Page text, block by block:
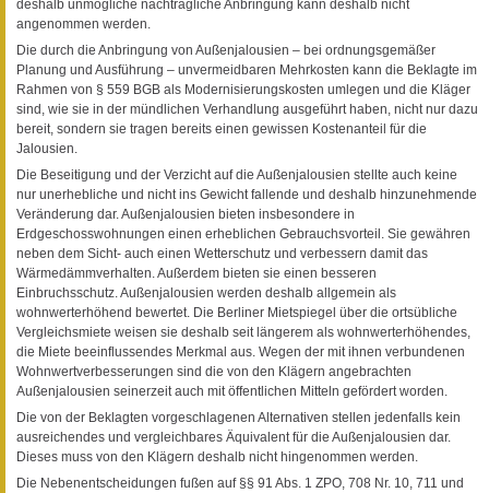
deshalb unmögliche nachträgliche Anbringung kann deshalb nicht
angenommen werden.
Die durch die Anbringung von Außenjalousien – bei ordnungsgemäßer
Planung und Ausführung – unvermeidbaren Mehrkosten kann die Beklagte im
Rahmen von § 559 BGB als Modernisierungskosten umlegen und die Kläger
sind, wie sie in der mündlichen Verhandlung ausgeführt haben, nicht nur dazu
bereit, sondern sie tragen bereits einen gewissen Kostenanteil für die
Jalousien.
Die Beseitigung und der Verzicht auf die Außenjalousien stellte auch keine
nur unerhebliche und nicht ins Gewicht fallende und deshalb hinzunehmende
Veränderung dar. Außenjalousien bieten insbesondere in
Erdgeschosswohnungen einen erheblichen Gebrauchsvorteil. Sie gewähren
neben dem Sicht- auch einen Wetterschutz und verbessern damit das
Wärmedämmverhalten. Außerdem bieten sie einen besseren
Einbruchsschutz. Außenjalousien werden deshalb allgemein als
wohnwerterhöhend bewertet. Die Berliner Mietspiegel über die ortsübliche
Vergleichsmiete weisen sie deshalb seit längerem als wohnwerterhöhendes,
die Miete beeinflussendes Merkmal aus. Wegen der mit ihnen verbundenen
Wohnwertverbesserungen sind die von den Klägern angebrachten
Außenjalousien seinerzeit auch mit öffentlichen Mitteln gefördert worden.
Die von der Beklagten vorgeschlagenen Alternativen stellen jedenfalls kein
ausreichendes und vergleichbares Äquivalent für die Außenjalousien dar.
Dieses muss von den Klägern deshalb nicht hingenommen werden.
Die Nebenentscheidungen fußen auf §§ 91 Abs. 1 ZPO, 708 Nr. 10, 711 und